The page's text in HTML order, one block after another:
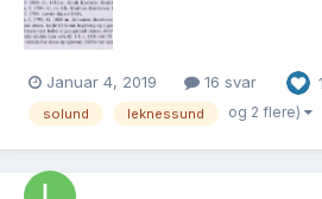
Januar 4, 2019 16 svar 1
solund leknessund og 2 flere)